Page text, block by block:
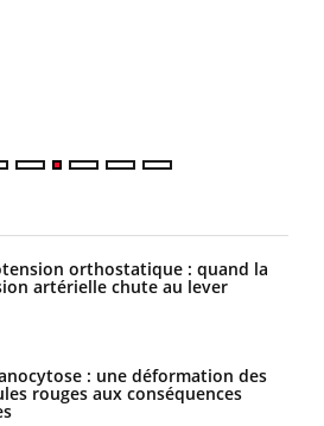
orthostatique : quand la
artérielle chute au lever
: une déformation des
rouges aux conséquences